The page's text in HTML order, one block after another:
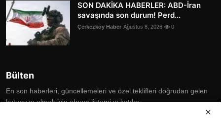
SON DAKİKA HABERLER: ABD-İran
savaşında son durum! Perd...
Çerkezköy Haber Ağustos 8, 2026 0
Bülten
En son haberleri, güncellemeleri ve özel teklifleri doğrudan gelen
kutunuza almak için abone listemize katılın